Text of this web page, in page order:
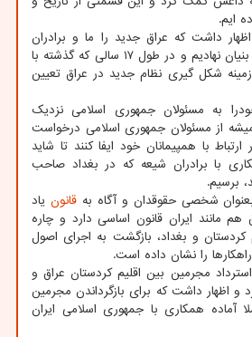
ایم.
داشت که عراق جدید را ما و برادران
شیعه با همکاری یکدیگر بنیان نهادیم و در طول ۱۷ سالی که گذشته با
شکل گیری نظام جدید در عراق تعیین
به مسئولان جمهوری اسلامی نزدیک
از مسئولان جمهوری اسلامی درخواست
با همپیمانان خود ایفا کنند تا شاید
با برادران شیعه که در بغداد صاحب
برسیم.
شخصی حقوقدان و آگاه بهقانون یاد
مانند ایران قانون اساسی دارد و چاره
کردستان و بغداد، بازگشت به اجرای اصول
را نشان داده است.
مجرمین بین اقلیم کردستان عراق و
و اظهار داشت که برای بازگرداندن مجرمین
آماده همکاری با جمهوری اسلامی ایران